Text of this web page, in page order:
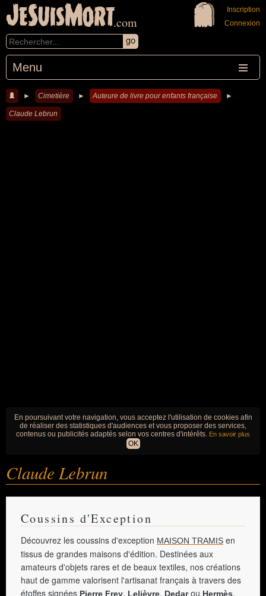
JeSuisMort.com
Menu
Inscription
Connexion
► Cimetière ► Auteure de livre pour enfants française ►
Claude Lebrun
En poursuivant votre navigation, vous acceptez l'utilisation de cookies afin
de réaliser des statistiques d'audiences et vous proposer des services,
contenus ou publicités adaptés selon vos centres d'intérêts. En savoir plus
OK
Claude Lebrun
Coussins d'Exception
Découvrez les coussins d'exception MAISON TRAMIS en
tissus de grandes maisons d'édition. Destinées aux
amateurs d'objets rares et de beaux textiles, nos créations
haut de gamme valorisent l'artisanat français à travers des
étoffes signées Pierre Frey, Lelièvre, Dedarou Hermès.